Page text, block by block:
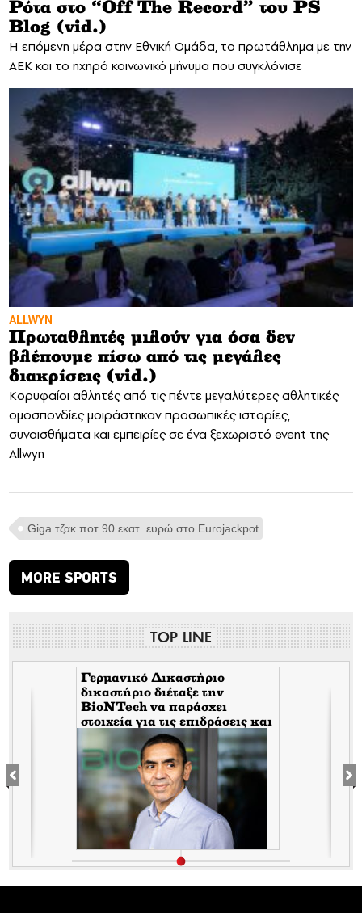
Ρότα στο “Off The Record” του PS
Blog (vid.)
H επόμενη μέρα στην Εθνική Ομάδα, το πρωτάθλημα με την
ΑΕΚ και το ηχηρό κοινωνικό μήνυμα που συγκλόνισε
ALLWYN
Πρωταθλητές μιλούν για όσα δεν
βλέπουμε πίσω από τις μεγάλες
διακρίσεις (vid.)
Κορυφαίοι αθλητές από τις πέντε μεγαλύτερες αθλητικές
ομοσπονδίες μοιράστηκαν προσωπικές ιστορίες,
συναισθήματα και εμπειρίες σε ένα ξεχωριστό event της
Allwyn
Giga τζακ ποτ 90 εκατ. ευρώ στο Eurojackpot
MORE SPORTS
TOP LINE
Γερμανικό Δικαστήριο
δικαστήριο διέταξε την
BioNTech να παράσχει
στοιχεία για τις επιδράσεις και
τις παρενέργειες των παρτίδων
FE6975 και 1D020A